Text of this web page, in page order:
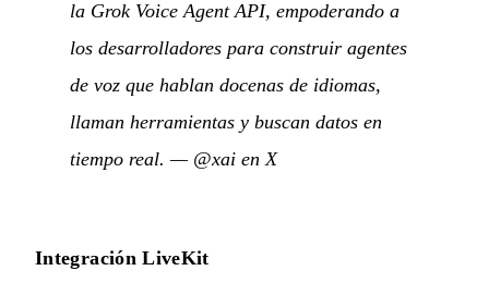
la Grok Voice Agent API, empoderando a
los desarrolladores para construir agentes
de voz que hablan docenas de idiomas,
llaman herramientas y buscan datos en
tiempo real. — @xai en X
Integración LiveKit